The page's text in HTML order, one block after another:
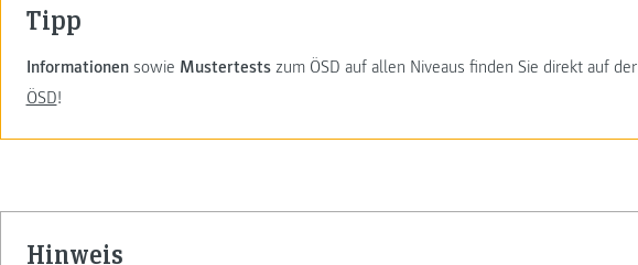
Tipp
Informationensowie Mustertestszum ÖSD auf allen Niveaus finden Sie direkt auf der
ÖSD!
Hinweis